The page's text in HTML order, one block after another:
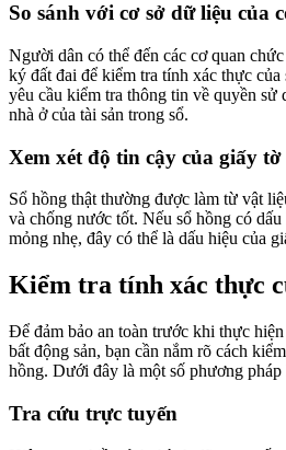
So sánh với cơ sở dữ liệu của
Người dân có thể đến các cơ quan
ký đất đai để kiểm tra tính xác thực
yêu cầu kiểm tra thông tin về quyền sử
nhà ở của tài sản trong sổ.
Xem xét độ tin cậy của giấy tờ
Sổ hồng thật thường được làm từ vật
và chống nước tốt. Nếu sổ hồng có
mỏng nhẹ, đây có thể là dấu hiệu của
Kiểm tra tính xác thực
Để đảm bảo an toàn trước khi thực
bất động sản, bạn cần nắm rõ cách
hồng. Dưới đây là một số phương pháp
Tra cứu trực tuyến